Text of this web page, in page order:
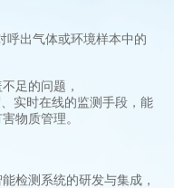
呼出气体或环境样本中的
足的问题，
实时在线的监测手段，能
物质管理。
测系统的研发与集成，